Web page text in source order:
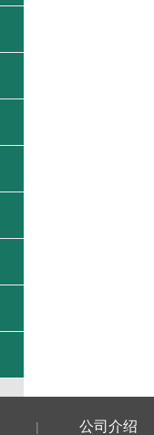
| 公司介绍